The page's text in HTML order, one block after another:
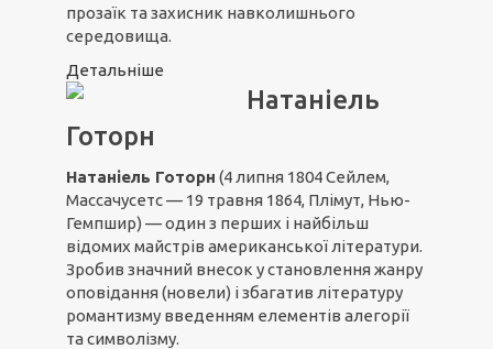
прозаїк та захисник навколишнього
середовища.
Детальніше
Натаніель
Готорн
Натаніель Готорн (4 липня 1804 Сейлем,
Массачусетс — 19 травня 1864, Плімут, Нью-
Гемпшир) — один з перших і найбільш
відомих майстрів американської літератури.
Зробив значний внесок у становлення жанру
оповідання (новели) і збагатив літературу
романтизму введенням елементів алегорії
та символізму.